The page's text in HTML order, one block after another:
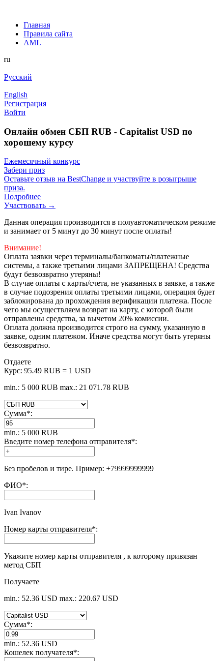
Главная
Правила сайта
AML
ru
Русский
English
Регистрация
Войти
Онлайн обмен СБП RUB - Capitalist USD по
хорошему курсу
Ежемесячный конкурс
Забери приз
Оставьте отзыв на BestChange и участвуйте в розыгрыше
приза.
Подробнее
Участвовать →
Данная операция производится в полуавтоматическом режиме
и занимает от 5 минут до 30 минут после оплаты!
Внимание!
Оплата заявки через терминалы/банкоматы/платежные
системы, а также третьими лицами ЗАПРЕЩЕНА! Средства
будут безвозвратно утеряны!
В случае оплаты с карты/счета, не указанных в заявке, а также
в случае подозрения оплаты третьими лицами, операция будет
заблокирована до прохождения верификации платежа. После
чего мы осуществляем возврат на карту, с которой были
отправлены средства, за вычетом 20% комиссии.
Оплата должна производится строго на сумму, указанную в
заявке, одним платежом. Иначе средства могут быть утеряны
безвозвратно.
Отдаете
Курс: 95.49 RUB = 1 USD
min.: 5 000 RUB max.: 21 071.78 RUB
Сумма*:
min.: 5 000 RUB
Введите номер телефона отправителя*:
Без пробелов и тире. Пример: +79999999999
ФИО*:
Ivan Ivanov
Номер карты отправителя*:
Укажите номер карты отправителя , к которому привязан
метод СБП
Получаете
min.: 52.36 USD max.: 220.67 USD
Сумма*:
min.: 52.36 USD
Кошелек получателя*: